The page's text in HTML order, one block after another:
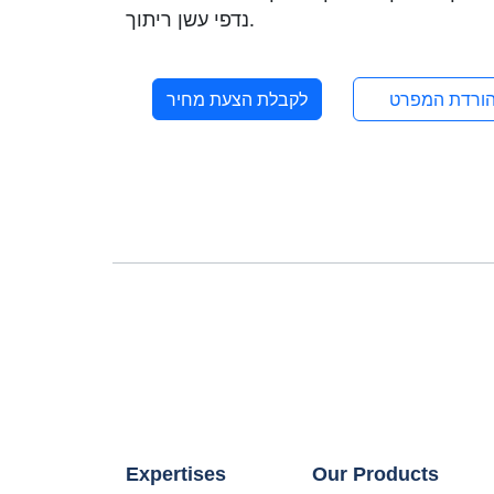
נדפי עשן ריתוך.
לקבלת הצעת מחיר המפרט
Expertises Our Products